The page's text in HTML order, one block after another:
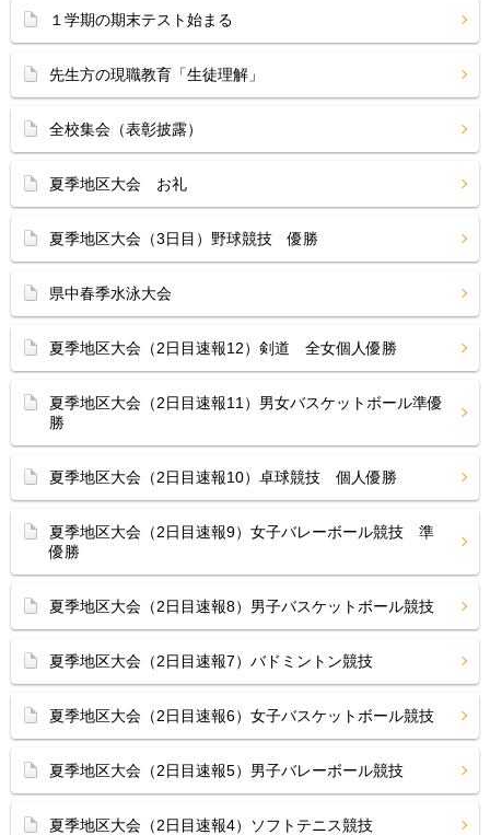
１学期の期末テスト始まる
先生方の現職教育「生徒理解」
全校集会（表彰披露）
夏季地区大会 お礼
夏季地区大会（3日目）野球競技 優勝
県中春季水泳大会
夏季地区大会（2日目速報12）剣道 全女個人優勝
夏季地区大会（2日目速報11）男女バスケットボール準優
勝
夏季地区大会（2日目速報10）卓球競技 個人優勝
夏季地区大会（2日目速報9）女子バレーボール競技 準
優勝
夏季地区大会（2日目速報8）男子バスケットボール競技
夏季地区大会（2日目速報7）バドミントン競技
夏季地区大会（2日目速報6）女子バスケットボール競技
夏季地区大会（2日目速報5）男子バレーボール競技
夏季地区大会（2日目速報4）ソフトテニス競技